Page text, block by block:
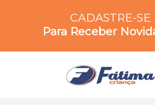
CADASTRE-SE
Para Receber